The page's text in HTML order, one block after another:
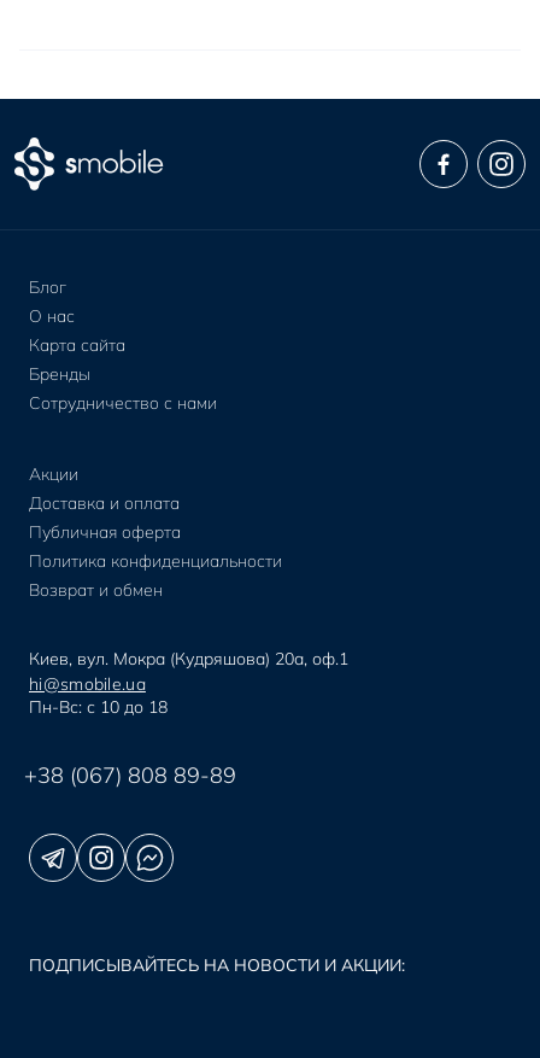
Блог
О нас
Карта сайта
Бренды
Сотрудничество с нами
Акции
Доставка и оплата
Публичная оферта
Политика конфиденциальности
Возврат и обмен
Киев, вул. Мокра (Кудряшова) 20а, оф.1
hi@smobile.ua
Пн-Вс: с 10 до 18
+38 (067) 808 89-89
ПОДПИСЫВАЙТЕСЬ НА НОВОСТИ И АКЦИИ: